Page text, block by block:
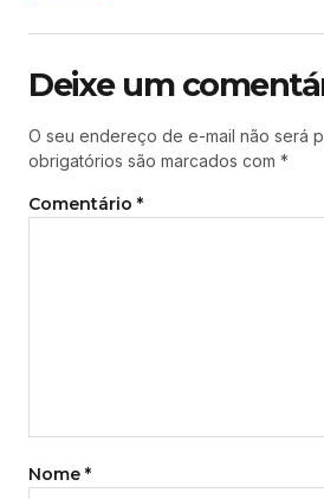
Deixe um
O seu endereço de e-mail não será
obrigatórios são marcados com *
Comentário *
Nome *